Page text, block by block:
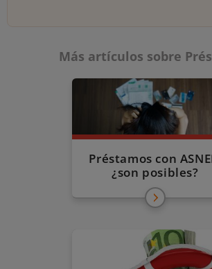
Más artículos sobre
Préstamos con
¿son posibles?